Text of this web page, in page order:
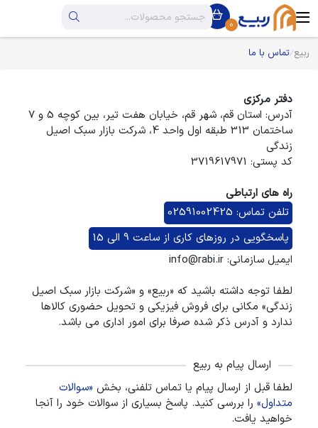
0
ربیع تماس با ما
دفتر مرکزی
آدرس: استان قم، شهر قم، خیابان هفت تیر، بین کوچه 5 و 7
ساختمان 313 طبقه اول واحد 4، شرکت بازار سبک اصیل
زندگی
کد پستی: 3719617971
راه های ارتباطی
تلفن تماس: 02591002425
پاسخگویی در روزهای کاری از ساعت 9 الی 15
ایمیل سازمانی: info@rabi.ir
لطفا توجه داشته باشید که «ربیع» و «شرکت بازار سبک اصیل
زندگی» مکانی برای فروش فیزیکی و تحویل حضوری کالاها
ندارد و آدرس ذکر شده صرفا برای امور اداری می باشد.
ارسال پیام به ربیع
لطفا قبل از ارسال پیام یا تماس تلفنی،‌ بخش «سوالات
متداول» را بررسی کنید. پاسخ بسیاری از سوالات خود را آنجا
خواهید یافت.